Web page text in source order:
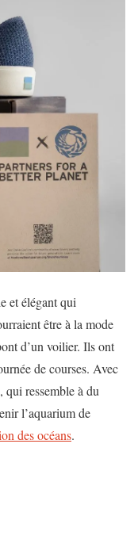
et élégant qui
être à la mode
d’un voilier. Ils ont
de courses. Avec
qui ressemble à du
l’aquarium de
des océans.